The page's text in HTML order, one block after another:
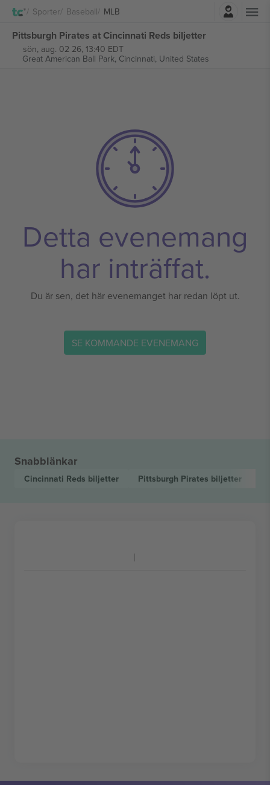
Sporter Baseball MLB
Pittsburgh Pirates at Cincinnati Reds biljetter
sön, aug. 02 26, 13:40 EDT
Great American Ball Park, Cincinnati, United States
Detta evenemang
har inträffat.
Du är sen, det här evenemanget har redan löpt ut.
SE KOMMANDE EVENEMANG
Snabblänkar
Cincinnati Reds biljetter Pittsburgh Pirates biljetter